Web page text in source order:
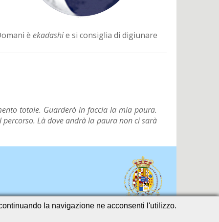
è ekadashie si consiglia di digiunare
totale. Guarderò in faccia la mia paura.
Là dove andrà la paura non ci sarà
la navigazione ne acconsenti l'utilizzo.